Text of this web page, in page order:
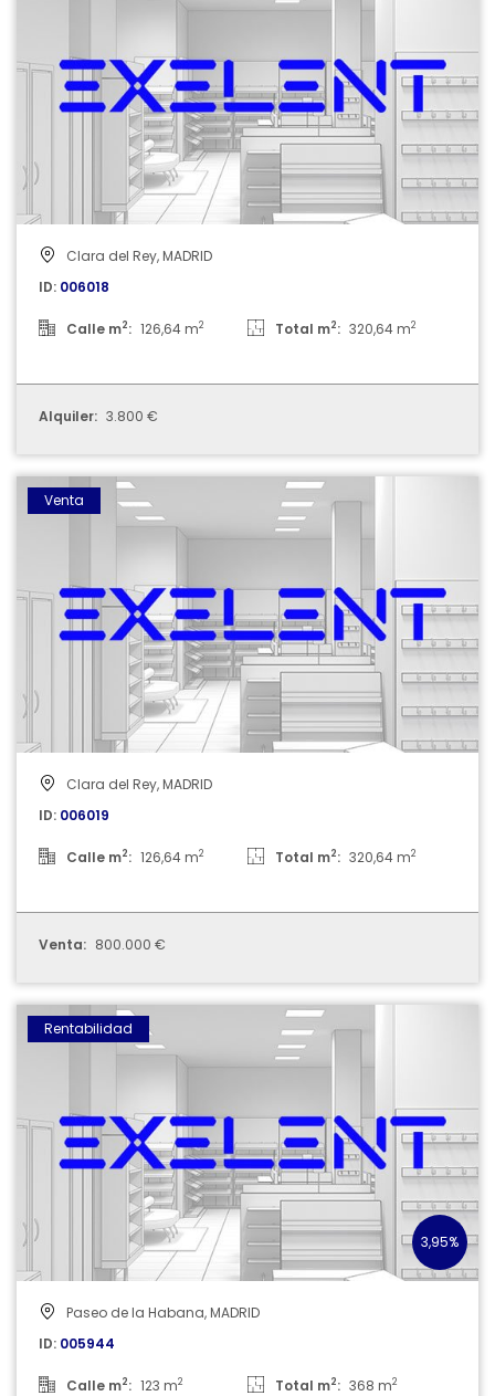
Clara del Rey, MADRID
ID: 006018
Calle m2: 126,64 m2 Total m2: 320,64 m2
Alquiler: 3.800 €
006019
Venta
Clara del Rey, MADRID
ID: 006019
Calle m2: 126,64 m2 Total m2: 320,64 m2
Venta: 800.000 €
005944
Rentabilidad
3,95%
Paseo de la Habana, MADRID
ID: 005944
Calle m2: 123 m2 Total m2: 368 m2